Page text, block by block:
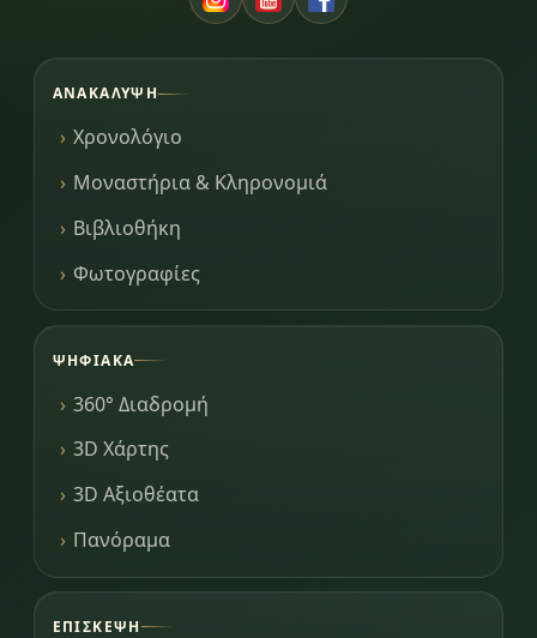
ΑΝΑΚΆΛΥΨΗ
Χρονολόγιο
Μοναστήρια & Κληρονομιά
Βιβλιοθήκη
Φωτογραφίες
ΨΗΦΙΑΚΆ
360° Διαδρομή
3D Χάρτης
3D Αξιοθέατα
Πανόραμα
ΕΠΊΣΚΕΨΗ